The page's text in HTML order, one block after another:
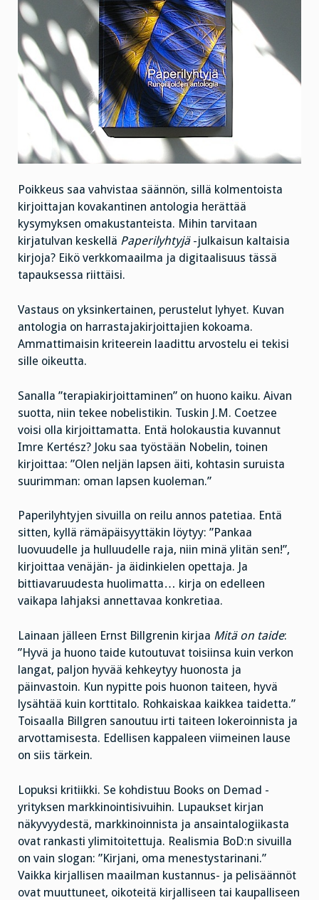
Poikkeus saa vahvistaa säännön, sillä kolmentoista
kirjoittajan kovakantinen antologia herättää
kysymyksen omakustanteista. Mihin tarvitaan
kirjatulvan keskellä Paperilyhtyjä-julkaisun kaltaisia
kirjoja? Eikö verkkomaailma ja digitaalisuus tässä
tapauksessa riittäisi.
Vastaus on yksinkertainen, perustelut lyhyet. Kuvan
antologia on harrastajakirjoittajien kokoama.
Ammattimaisin kriteerein laadittu arvostelu ei tekisi
sille oikeutta.
Sanalla ”terapiakirjoittaminen” on huono kaiku. Aivan
suotta, niin tekee nobelistikin. Tuskin J.M. Coetzee
voisi olla kirjoittamatta. Entä holokaustia kuvannut
Imre Kertész? Joku saa työstään Nobelin, toinen
kirjoittaa: ”Olen neljän lapsen äiti, kohtasin suruista
suurimman: oman lapsen kuoleman.”
Paperilyhtyjen sivuilla on reilu annos patetiaa. Entä
sitten, kyllä rämäpäisyyttäkin löytyy: ”Pankaa
luovuudelle ja hulluudelle raja, niin minä ylitän sen!”,
kirjoittaa venäjän- ja äidinkielen opettaja. Ja
bittiavaruudesta huolimatta… kirja on edelleen
vaikapa lahjaksi annettavaa konkretiaa.
Lainaan jälleen Ernst Billgrenin kirjaa Mitä on taide:
”Hyvä ja huono taide kutoutuvat toisiinsa kuin verkon
langat, paljon hyvää kehkeytyy huonosta ja
päinvastoin. Kun nypitte pois huonon taiteen, hyvä
lysähtää kuin korttitalo. Rohkaiskaa kaikkea taidetta.”
Toisaalla Billgren sanoutuu irti taiteen lokeroinnista ja
arvottamisesta. Edellisen kappaleen viimeinen lause
on siis tärkein.
Lopuksi kritiikki. Se kohdistuu Books on Demad -
yrityksen markkinointisivuihin. Lupaukset kirjan
näkyvyydestä, markkinoinnista ja ansaintalogiikasta
ovat rankasti ylimitoitettuja. Realismia BoD:n sivuilla
on vain slogan: ”Kirjani, oma menestystarinani.”
Vaikka kirjallisen maailman kustannus- ja pelisäännöt
ovat muuttuneet, oikoteitä kirjalliseen tai kaupalliseen